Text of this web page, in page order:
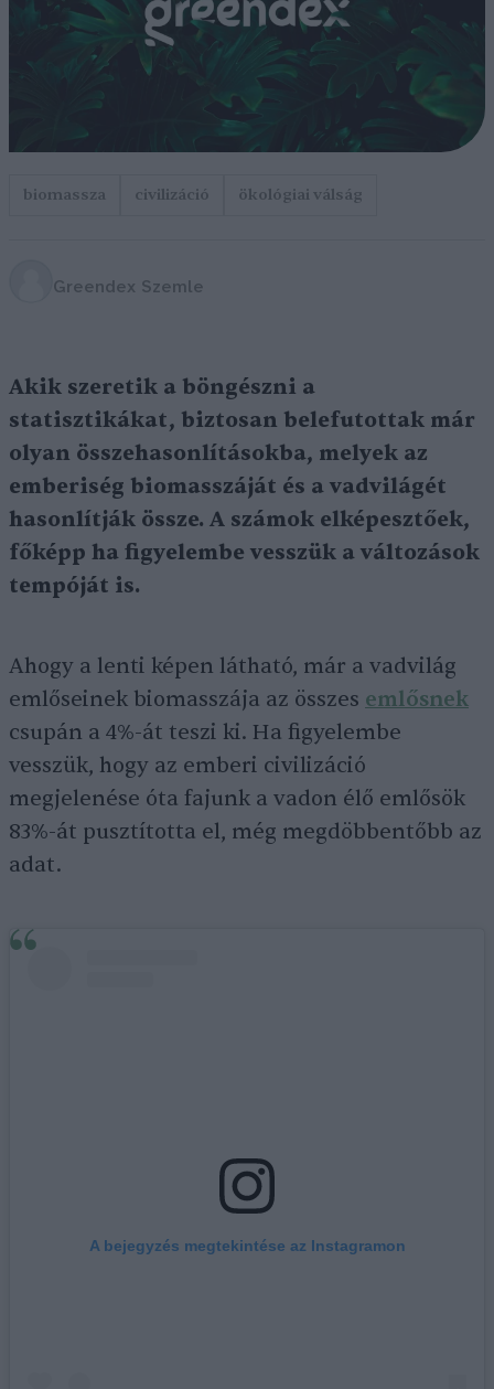
biomassza civilizáció ökológiai válság
Greendex Szemle
Akik szeretik a böngészni a
statisztikákat, biztosan belefutottak már
olyan összehasonlításokba, melyek az
emberiség biomasszáját és a vadvilágét
hasonlítják össze. A számok elképesztőek,
főképp ha figyelembe vesszük a változások
tempóját is.
Ahogy a lenti képen látható, már a vadvilág
emlőseinek biomasszája az összes emlősnek
csupán a 4%-át teszi ki. Ha figyelembe
vesszük, hogy az emberi civilizáció
megjelenése óta fajunk a vadon élő emlősök
83%-át pusztította el, még megdöbbentőbb az
adat.
A bejegyzés megtekintése az Instagramon